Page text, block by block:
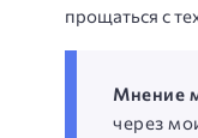
прощаться с
Мнение
через